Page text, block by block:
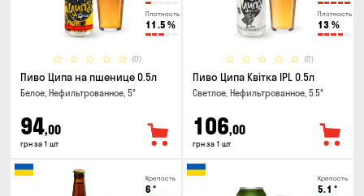
Плотность
11.5 %
(0)
Пиво Ципа на пшенице 0.5л
Белое, Нефильтрованное, 5°
94,00
грн за 1 шт
Плотность
13 %
(0)
Пиво Ципа Квітка IPL 0.5л
Светлое, Нефильтрованное, 5.5°
106,00
грн за 1 шт
Крепость
6 °
Крепость
5.1 °